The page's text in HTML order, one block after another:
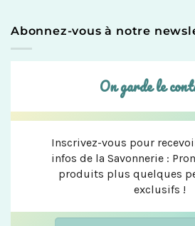
Abonnez-vous à notre
On garde le
Inscrivez-vous pour
infos de la Savonnerie :
produits plus quelques
exclusifs !